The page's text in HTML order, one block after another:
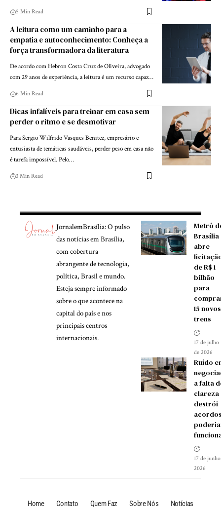
5 Min Read
A leitura como um caminho para a
empatia e autoconhecimento: Conheça a
força transformadora da literatura
De acordo com Hebron Costa Cruz de Oliveira, advogado
com 29 anos de experiência, a leitura é um recurso capaz…
6 Min Read
Dicas infalíveis para treinar em casa sem
perder o ritmo e se desmotivar
Para Sergio Wilfrido Vasques Benitez, empresário e
entusiasta de temáticas saudáveis, perder peso em casa não
é tarefa impossível. Pelo…
3 Min Read
JornalemBrasília: O pulso
das notícias em Brasília,
com cobertura
abrangente de tecnologia,
política, Brasil e mundo.
Esteja sempre informado
sobre o que acontece na
capital do país e nos
principais centros
internacionais.
Metrô
Brasília
abre
de R$ 1
bilhão
para
15 novos
trens
17 de julho
de 2026
Ruído
a falta
clareza
destrói
17 de
2026
Home Contato Quem Faz Sobre Nós Notícias